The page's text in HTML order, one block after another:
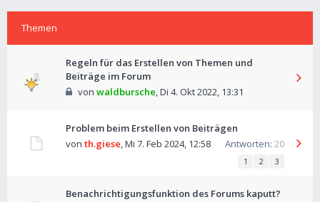
Themen
Regeln für das Erstellen von Themen und
Beiträge im Forum
von waldbursche,Di 4. Okt 2022, 13:31
Problem beim Erstellen von Beiträgen
Antworten: 20
von th.giese,Mi 7. Feb 2024, 12:58
1 2 3
Benachrichtigungsfunktion des Forums kaputt?